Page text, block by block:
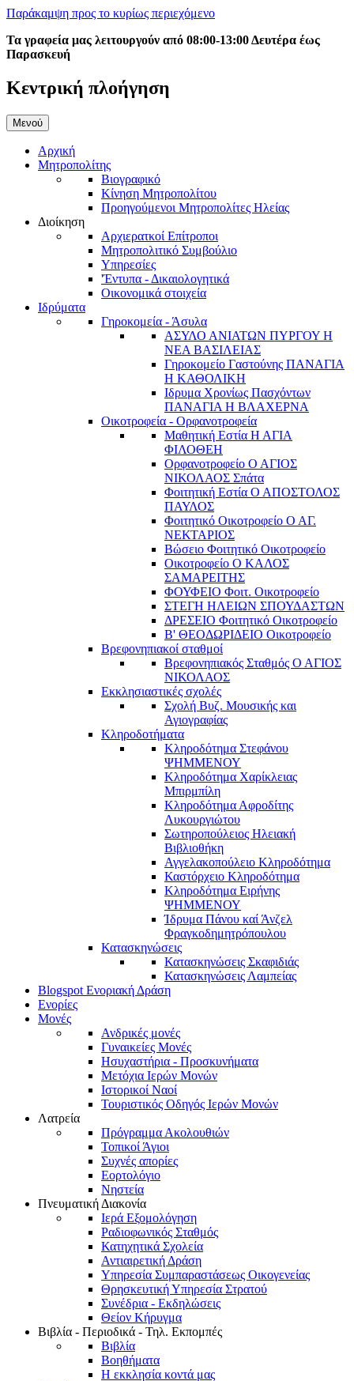
Παράκαμψη προς το κυρίως περιεχόμενο
Τα γραφεία μας λειτουργούν από 08:00-13:00 Δευτέρα έως
Παρασκευή
Κεντρική πλοήγηση
Μενού
Αρχική
Μητροπολίτης
Βιογραφικό
Κίνηση Μητροπολίτου
Προηγούμενοι Μητροπολίτες Ηλείας
Διοίκηση
Αρχιερατκοί Επίτροποι
Μητροπολιτικό Συμβούλιο
Υπηρεσίες
'Έντυπα - Δικαιολογητικά
Οικονομικά στοιχεία
Ιδρύματα
Γηροκομεία - Άσυλα
ΑΣΥΛΟ ΑΝΙΑΤΩΝ ΠΥΡΓΟΥ Η
ΝΕΑ ΒΑΣΙΛΕΙΑΣ
Γηροκομείο Γαστούνης ΠΑΝΑΓΙΑ
Η ΚΑΘΟΛΙΚΗ
Ιδρυμα Χρονίως Πασχόντων
ΠΑΝΑΓΙΑ Η ΒΛΑΧΕΡΝΑ
Οικοτροφεία - Ορφανοτροφεία
Μαθητική Εστία Η ΑΓΙΑ
ΦΙΛΟΘΕΗ
Ορφανοτροφείο Ο ΑΓΙΟΣ
ΝΙΚΟΛΑΟΣ Σπάτα
Φοιτητική Εστία Ο ΑΠΟΣΤΟΛΟΣ
ΠΑΥΛΟΣ
Φοιτητικό Οικοτροφείο Ο ΑΓ.
ΝΕΚΤΑΡΙΟΣ
Βώσειο Φοιτητικό Οικοτροφείο
Οικοτροφείο Ο ΚΑΛΟΣ
ΣΑΜΑΡΕΙΤΗΣ
ΦΟΥΦΕΙΟ Φοιτ. Οικοτροφείο
ΣΤΕΓΗ ΗΛΕΙΩΝ ΣΠΟΥΔΑΣΤΩΝ
ΔΡΕΣΕΙΟ Φοιτητικό Οικοτροφείο
Β' ΘΕΟΔΩΡΙΔΕΙΟ Οικοτροφείο
Βρεφονηπιακοί σταθμοί
Βρεφονηπιακός Σταθμός Ο ΑΓΙΟΣ
ΝΙΚΟΛΑΟΣ
Εκκλησιαστικές σχολές
Σχολή Βυζ. Μουσικής και
Αγιογραφίας
Κληροδοτήματα
Κληροδότημα Στεφάνου
ΨΗΜΜΕΝΟΥ
Κληροδότημα Χαρίκλειας
Μπιρμπίλη
Κληροδότημα Αφροδίτης
Λυκουργιώτου
Σωτηροπούλειος Ηλειακή
Βιβλιοθήκη
Αγγελακοπούλειο Κληροδότημα
Καστόρχειο Κληροδότημα
Κληροδότημα Ειρήνης
ΨΗΜΜΕΝΟΥ
Ίδρυμα Πάνου καί Άνζελ
Φραγκοδημητρόπουλου
Κατασκηνώσεις
Κατασκηνώσεις Σκαφιδιάς
Κατασκηνώσεις Λαμπείας
Blogspot Ενοριακή Δράση
Ενορίες
Μονές
Ανδρικές μονές
Γυναικείες Μονές
Ησυχαστήρια - Προσκυνήματα
Μετόχια Ιερών Μονών
Ιστορικοί Ναοί
Τουριστικός Οδηγός Ιερών Μονών
Λατρεία
Πρόγραμμα Ακολουθιών
Τοπικοί Άγιοι
Συχνές απορίες
Εορτολόγιο
Νηστεία
Πνευματική Διακονία
Ιερά Εξομολόγηση
Ραδιοφωνικός Σταθμός
Κατηχητικά Σχολεία
Αντιαιρετική Δράση
Υπηρεσία Συμπαραστάσεως Οικογενείας
Θρησκευτική Υπηρεσία Στρατού
Συνέδρια - Εκδηλώσεις
Θείον Κήρυγμα
Βιβλία - Περιοδικά - Τηλ. Εκπομπές
Βιβλία
Βοηθήματα
Η εκκλησία κοντά μας